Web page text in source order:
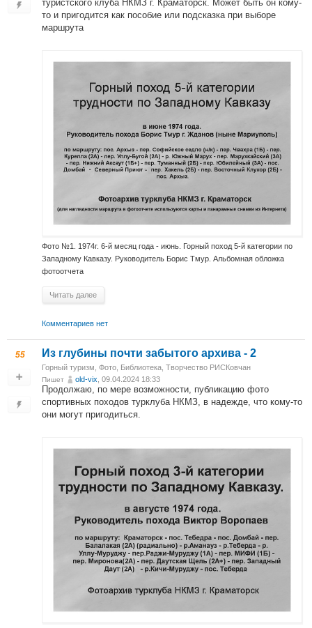
туристского клуба НКМЗ г. Краматорск. Может быть он кому-
то и пригодится как пособие или подсказка при выборе
маршрута
Фото №1. 1974г. 6-й месяц года - июнь. Горный поход 5-й категории по
Западному Кавказу. Руководитель Борис Тмур. Альбомная обложка
фотоотчета
Читать далее
Комментариев нет
55 Из глубины почти забытого архива - 2
Горный туризм Фото Библиотека Творчество РИСКовчан
Пишет old-vix , 09.04.2024 18:33
Продолжаю, по мере возможности, публикацию фото
спортивных походов турклуба НКМЗ, в надежде, что кому-то
они могут пригодиться.